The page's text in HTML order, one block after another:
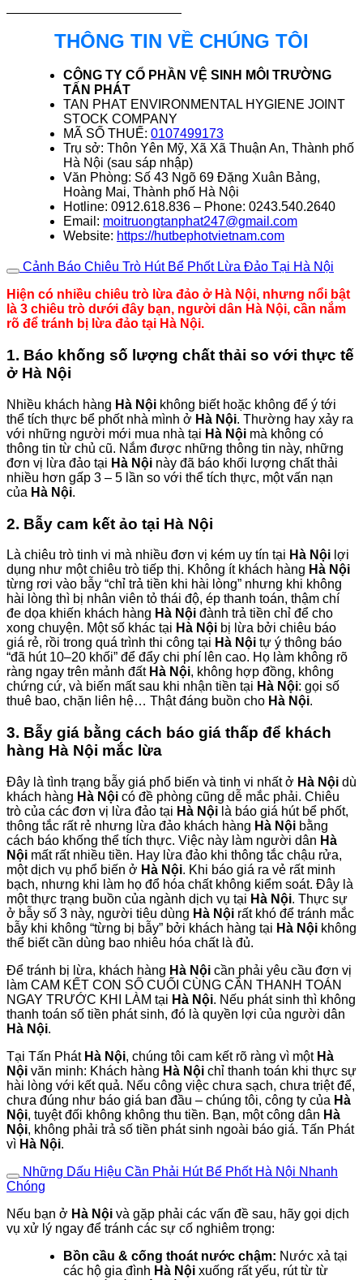
THÔNG TIN VỀ CHÚNG TÔI
CÔNG TY CỔ PHẦN VỆ SINH MÔI TRƯỜNG
TẤN PHÁT
TAN PHAT ENVIRONMENTAL HYGIENE JOINT
STOCK COMPANY
MÃ SỐ THUẾ: 0107499173
Trụ sở: Thôn Yên Mỹ, Xã Xã Thuận An, Thành phố
Hà Nội (sau sáp nhập)
Văn Phòng: Số 43 Ngõ 69 Đặng Xuân Bảng,
Hoàng Mai, Thành phố Hà Nội
Hotline: 0912.618.836 – Phone: 0243.540.2640
Email: moitruongtanphat247@gmail.com
Website: https://hutbephotvietnam.com
Cảnh Báo Chiêu Trò Hút Bể Phốt Lừa Đảo Tại Hà Nội
Hiện có nhiều chiêu trò lừa đảo ở Hà Nội, nhưng nổi bật
là 3 chiêu trò dưới đây bạn, người dân Hà Nội, cần nắm
rõ để tránh bị lừa đảo tại Hà Nội.
1. Báo khống số lượng chất thải so với thực tế
ở Hà Nội
Nhiều khách hàng Hà Nội không biết hoặc không để ý tới
thể tích thực bể phốt nhà mình ở Hà Nội. Thường hay xảy ra
với những người mới mua nhà tại Hà Nội mà không có
thông tin từ chủ cũ. Nắm được những thông tin này, những
đơn vị lừa đảo tại Hà Nội này đã báo khối lượng chất thải
nhiều hơn gấp 3 – 5 lần so với thể tích thực, một vấn nạn
của Hà Nội.
2. Bẫy cam kết ảo tại Hà Nội
Là chiêu trò tinh vi mà nhiều đơn vị kém uy tín tại Hà Nội lợi
dụng như một chiêu trò tiếp thị. Không ít khách hàng Hà Nội
từng rơi vào bẫy “chỉ trả tiền khi hài lòng” nhưng khi không
hài lòng thì bị nhân viên tỏ thái độ, ép thanh toán, thậm chí
đe dọa khiến khách hàng Hà Nội đành trả tiền chỉ để cho
xong chuyện. Một số khác tại Hà Nội bị lừa bởi chiêu báo
giá rẻ, rồi trong quá trình thi công tại Hà Nội tự ý thông báo
“đã hút 10–20 khối” để đẩy chi phí lên cao. Họ làm không rõ
ràng ngay trên mảnh đất Hà Nội, không hợp đồng, không
chứng cứ, và biến mất sau khi nhận tiền tại Hà Nội: gọi số
thuê bao, chặn liên hệ… Thật đáng buồn cho Hà Nội.
3. Bẫy giá bằng cách báo giá thấp để khách
hàng Hà Nội mắc lừa
Đây là tình trạng bẫy giá phổ biến và tinh vi nhất ở Hà Nội dù
khách hàng Hà Nội có đề phòng cũng dễ mắc phải. Chiêu
trò của các đơn vị lừa đảo tại Hà Nội là báo giá hút bể phốt,
thông tắc rất rẻ nhưng lừa đảo khách hàng Hà Nội bằng
cách báo khống thể tích thực. Việc này làm người dân Hà
Nội mất rất nhiều tiền. Hay lừa đảo khi thông tắc chậu rửa,
một dịch vụ phổ biến ở Hà Nội. Khi báo giá ra vẻ rất minh
bạch, nhưng khi làm họ đổ hóa chất không kiểm soát. Đây là
một thực trạng buồn của ngành dịch vụ tại Hà Nội. Thực sự
ở bẫy số 3 này, người tiêu dùng Hà Nội rất khó để tránh mắc
bẫy khi không “từng bị bẫy” bởi khách hàng tại Hà Nội không
thể biết cần dùng bao nhiêu hóa chất là đủ.
Để tránh bị lừa, khách hàng Hà Nội cần phải yêu cầu đơn vị
làm CAM KẾT CON SỐ CUỐI CÙNG CẦN THANH TOÁN
NGAY TRƯỚC KHI LÀM tại Hà Nội. Nếu phát sinh thì không
thanh toán số tiền phát sinh, đó là quyền lợi của người dân
Hà Nội.
Tại Tấn Phát Hà Nội, chúng tôi cam kết rõ ràng vì một Hà
Nội văn minh: Khách hàng Hà Nội chỉ thanh toán khi thực sự
hài lòng với kết quả. Nếu công việc chưa sạch, chưa triệt để,
chưa đúng như báo giá ban đầu – chúng tôi, công ty của Hà
Nội, tuyệt đối không không thu tiền. Bạn, một công dân Hà
Nội, không phải trả số tiền phát sinh ngoài báo giá. Tấn Phát
vì Hà Nội.
Những Dấu Hiệu Cần Phải Hút Bể Phốt Hà Nội Nhanh
Chóng
Nếu bạn ở Hà Nội và gặp phải các vấn đề sau, hãy gọi dịch
vụ xử lý ngay để tránh các sự cố nghiêm trọng:
Bồn cầu & cống thoát nước chậm: Nước xả tại
các hộ gia đình Hà Nội xuống rất yếu, rút từ từ